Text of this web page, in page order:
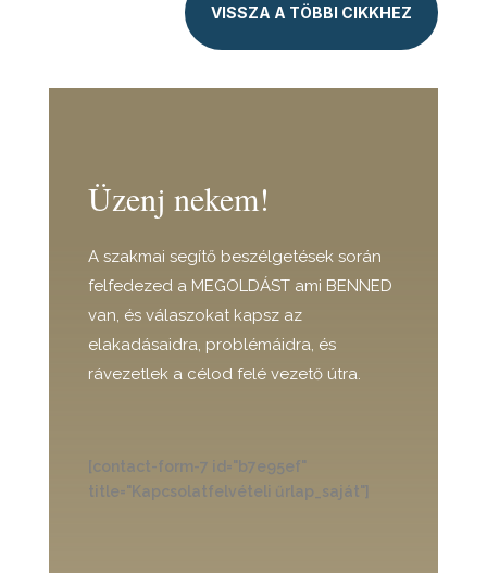
VISSZA A TÖBBI CIKKHEZ
Üzenj nekem!
A szakmai segítő beszélgetések során
felfedezed a MEGOLDÁST ami BENNED
van, és válaszokat kapsz az
elakadásaidra, problémáidra, és
rávezetlek a célod felé vezető útra.
[contact-form-7 id="b7e95ef"
title="Kapcsolatfelvételi űrlap_saját"]